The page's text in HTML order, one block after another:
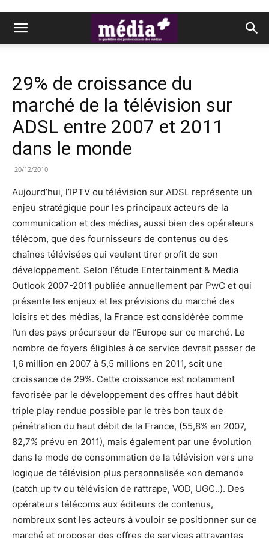
29% de croissance du
marché de la télévision sur
ADSL entre 2007 et 2011
dans le monde
20/12/2010
Aujourd’hui, l’IPTV ou télévision sur ADSL représente un
enjeu stratégique pour les principaux acteurs de la
communication et des médias, aussi bien des opérateurs
télécom, que des fournisseurs de contenus ou des
chaînes télévisées qui veulent tirer profit de son
développement. Selon l’étude Entertainment & Media
Outlook 2007-2011 publiée annuellement par PwC et qui
présente les enjeux et les prévisions du marché des
loisirs et des médias, la France est considérée comme
l’un des pays précurseur de l’Europe sur ce marché. Le
nombre de foyers éligibles à ce service devrait passer de
1,6 million en 2007 à 5,5 millions en 2011, soit une
croissance de 29%. Cette croissance est notamment
favorisée par le développement des offres haut débit
triple play rendue possible par le très bon taux de
pénétration du haut débit de la France, (55,8% en 2007,
82,7% prévu en 2011), mais également par une évolution
dans le mode de consommation de la télévision vers une
logique de télévision plus personnalisée «on demand»
(catch up tv ou télévision de rattrape, VOD, UGC..). Des
opérateurs télécoms aux éditeurs de contenus,
nombreux sont les acteurs à vouloir se positionner sur ce
marché et proposer des offres de services attrayantes